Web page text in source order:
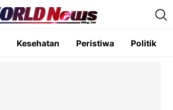
Kesehatan Peristiwa Politik